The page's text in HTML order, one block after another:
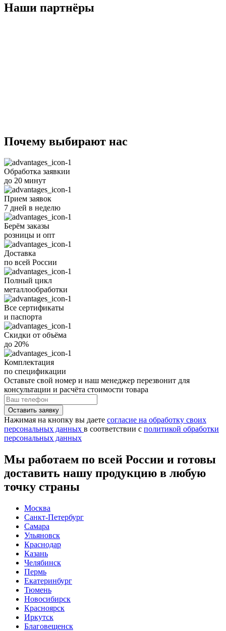
Наши партнёры
Почему выбирают нас
Обработка заявкии
до 20 минут
Прием заявок
7 дней в неделю
Берём заказы
розницы и опт
Доставка
по всей России
Полный цикл
металлообработки
Все сертификаты
и паспорта
Скидки от объёма
до 20%
Комплектация
по спецификации
Оставьте свой номер и наш менеджер перезвонит для
консультации и расчёта стоимости товара
Нажимая на кнопку вы даете согласие на обработку своих
персональных данных в соответствии с политикой обработки
персональных данных
Мы работаем по всей России и готовы
доставить нашу продукцию в любую
точку страны
Москва
Санкт-Петербург
Самара
Ульяновск
Краснодар
Казань
Челябинск
Пермь
Екатеринбург
Тюмень
Новосибирск
Красноярск
Иркутск
Благовещенск